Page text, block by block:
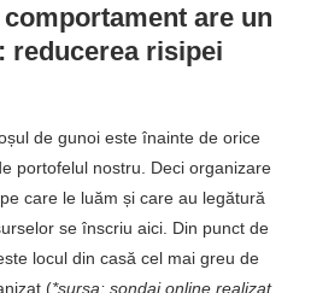
are un
reducerea risipei
de gunoi este înainte de orice
portofelul nostru. Deci organizare
care le luăm și care au legătură
se înscriu aici. Din punct de
locul din casă cel mai greu de
(*sursa: sondaj online realizat